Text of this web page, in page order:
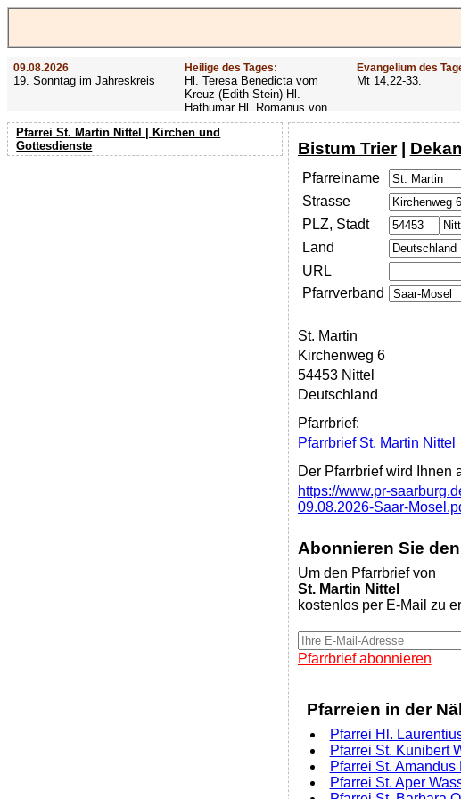
09.08.2026
19. Sonntag im Jahreskreis
Heilige des Tages:
Hl. Teresa Benedicta vom
Kreuz (Edith Stein) Hl.
Hathumar Hl. Romanus von
Rom Hl. Altmann
Evangelium des
Mt 14,22-33.
Pfarrei St. Martin Nittel | Kirchen und
Gottesdienste
Bistum Trier|
Pfarreiname
Strasse
PLZ, Stadt
Land
URL
Pfarrverband
St. Martin
Kirchenweg 6
54453 Nittel
Deutschland
Pfarrbrief:
Pfarrbrief St. Martin Nittel
Der Pfarrbrief wird Ihnen
https://www.pr-
09.08.2026-Saar-
Abonnieren Sie
Um den Pfarrbrief von
St. Martin Nittel
kostenlos per E-Mail zu
Pfarrbrief abonnieren
Pfarreien in der
Pfarrei Hl.
Pfarrei St. Kunibert
Pfarrei St. Amandus
Pfarrei St. Aper